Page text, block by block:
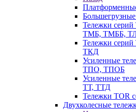
Тележки
ТМБ, ТМББ,
Тележки
ТКД
Усиленные
ТПО, ТПОБ
Усиленные
ТТ, ТТД
Тележки TOR
Двухколесные